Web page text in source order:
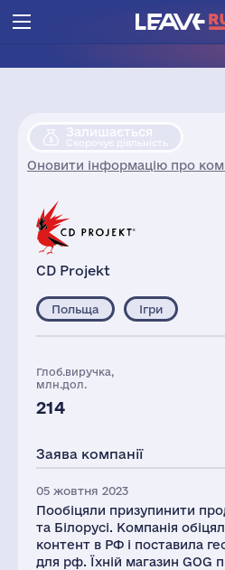
Залишається
Скорочує діяльність
Оновити інформацію про
CD Projekt
Польща Ігри
Глоб.виручка,
млн.дол.
214
Заява компанії
05 жовтня 2023
Пообіцяли призупинити
та Білорусі. Компанія
контент в РФ і поставила
для рф. Їхній магазин GOG